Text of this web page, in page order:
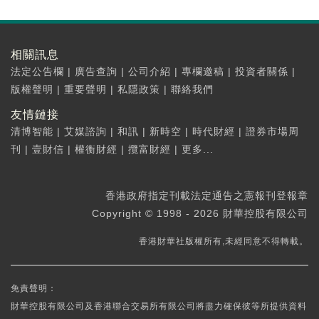
相關訊息
法定公告欄 | 廣告查詢 | 公司介紹 | 專欄邀稿 | 投資者關係 |
版權聲明 | 重要聲明 | 私隱政策 | 聯絡我們
友情鏈接
清博智能 | 艾媒諮詢 | 和訊 | 新時空 | 時代財經 | 證券市場周
刊
| 壹財信 | 權衡財經 | 攬富財經 | 更多...
香港政府指定刊載法定通告之憲報刊登報章
Copyright © 1998 - 2026 財華控股有限公司
香港財華社版權所有,未經同意不得轉載。
免責聲明：
財華控股有限公司及香港聯合交易所有限公司將盡力確保彼等所提供資料